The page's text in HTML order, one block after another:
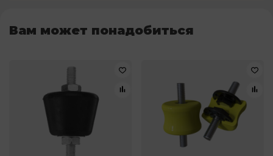
Вам может понадобиться